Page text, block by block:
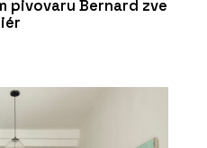
pivovaru Bernard zve